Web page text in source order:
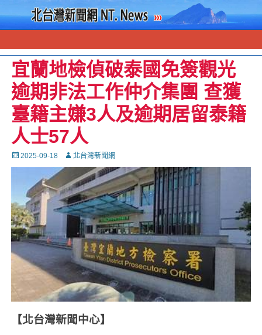
宜蘭地檢偵破泰國免簽觀光
逾期非法工作仲介集團 查獲
臺籍主嫌3人及逾期居留泰籍
人士57人
Posted
on
2025-09-18 Autor北台灣新聞網
【北台灣新聞中心】